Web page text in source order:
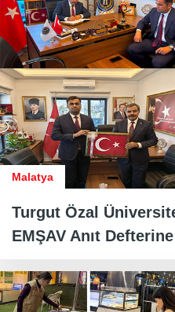
Malatya
Turgut Özal
EMŞAV Anıt Defterine